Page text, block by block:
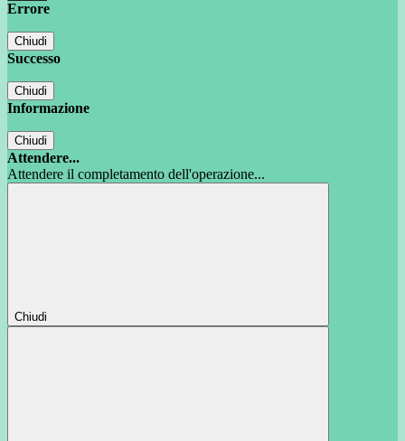
Errore
Chiudi
Successo
Chiudi
Informazione
Chiudi
Attendere...
Attendere il completamento dell'operazione...
Chiudi